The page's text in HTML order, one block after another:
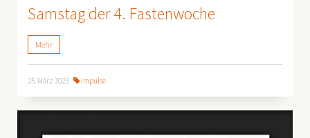
Samstag der 4. Fastenwoche
Mehr
25. März 2023 Impulse